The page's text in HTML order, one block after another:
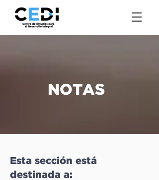
NOTAS
Esta sección está
destinada a: